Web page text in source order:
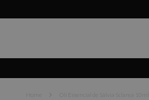
Oli Essencial de Sàlvia Sclarea 10ml